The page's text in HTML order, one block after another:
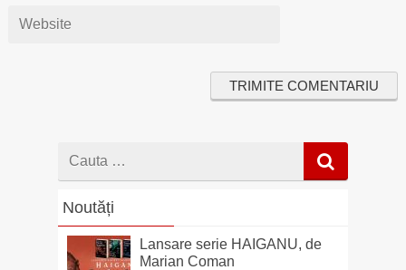
Cauta
Noutăți
Lansare serie HAIGANU, de
Marian Coman